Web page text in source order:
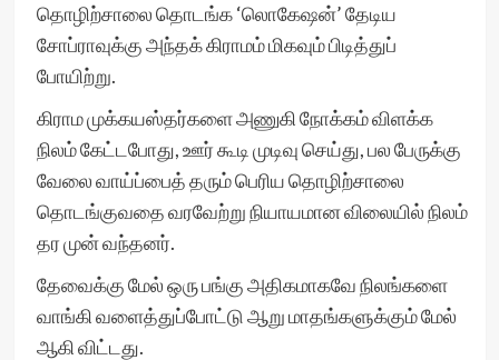
தொழிற்சாலை தொடங்க ‘லொகேஷன்’ தேடிய
சோப்ராவுக்கு அந்தக் கிராமம் மிகவும் பிடித்துப்
போயிற்று.
கிராம முக்கயஸ்தர்களை அணுகி நோக்கம் விளக்க
நிலம் கேட்டபோது, ஊர் கூடி முடிவு செய்து, பல பேருக்கு
வேலை வாய்ப்பைத் தரும் பெரிய தொழிற்சாலை
தொடங்குவதை வரவேற்று நியாயமான விலையில் நிலம்
தர முன் வந்தனர்.
தேவைக்கு மேல் ஒரு பங்கு அதிகமாகவே நிலங்களை
வாங்கி வளைத்துப்போட்டு ஆறு மாதங்களுக்கும் மேல்
ஆகி விட்டது.